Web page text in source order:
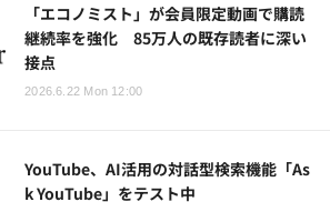
「エコノミスト」が会員限定動画で購読
継続率を強化 85万人の既存読者に深い
接点
2026.6.22 Mon 12:00
YouTube、AI活用の対話型検索機能「As
k YouTube」をテスト中